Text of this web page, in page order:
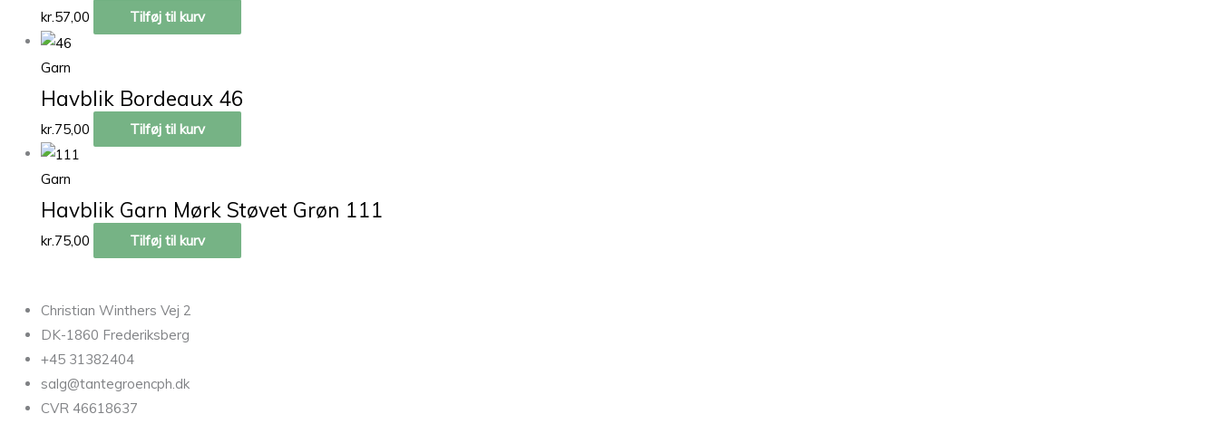
kr.57,00 Tilføj til kurv
Garn
Havblik Bordeaux 46
kr. 75,00 Tilføj til kurv
Garn
Havblik Garn Mørk Støvet Grøn 111
kr.75,00 Tilføj til kurv
Christian Winthers Vej 2
DK-1860 Frederiksberg
+45 31382404
salg@tantegroencph.dk
CVR 46618637